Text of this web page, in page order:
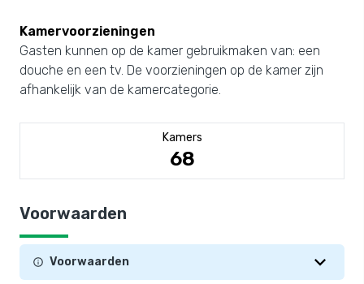
Kamervoorzieningen
Gasten kunnen op de kamer gebruikmaken van: een
douche en een tv. De voorzieningen op de kamer zijn
afhankelijk van de kamercategorie.
Kamers
68
Voorwaarden
Voorwaarden